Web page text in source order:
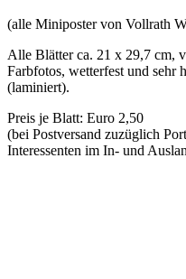
(alle Miniposter von Vollrath
Alle Blätter ca. 21 x 29,7 cm,
Farbfotos, wetterfest und sehr
(laminiert).
Preis je Blatt: Euro 2,50
(bei Postversand zuzüglich
Interessenten im In- und